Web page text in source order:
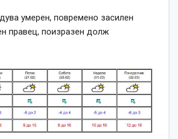
умерен, повремено засилен
правец, поизразен долж